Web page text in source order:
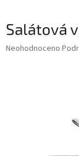
Salátová
Průměrné
Neohodnoceno